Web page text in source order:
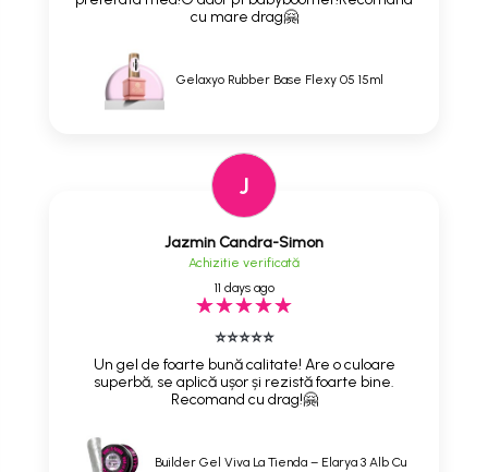
cu mare drag🤗
Gelaxyo Rubber Base Flexy 05 15ml
J
Jazmin Candra-Simon
Achizitie verificată
11 days ago
⭐⭐⭐⭐⭐
Un gel de foarte bună calitate! Are o culoare
superbă, se aplică ușor și rezistă foarte bine.
Recomand cu drag!🤗
Builder Gel Viva La Tienda – Elarya 3 Alb Cu